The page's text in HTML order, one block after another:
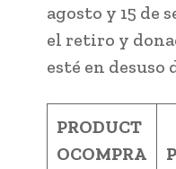
agosto y 15 de
el retiro y
esté en desuso
PRODUCT
OCOMPRA